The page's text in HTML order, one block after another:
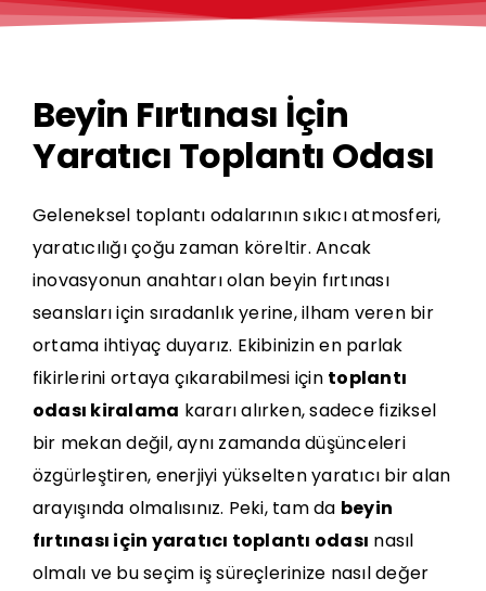
Beyin Fırtınası İçin
Yaratıcı Toplantı Odası
Geleneksel toplantı odalarının sıkıcı atmosferi,
yaratıcılığı çoğu zaman köreltir. Ancak
inovasyonun anahtarı olan beyin fırtınası
seansları için sıradanlık yerine, ilham veren bir
ortama ihtiyaç duyarız. Ekibinizin en parlak
fikirlerini ortaya çıkarabilmesi için toplantı
odası kiralama kararı alırken, sadece fiziksel
bir mekan değil, aynı zamanda düşünceleri
özgürleştiren, enerjiyi yükselten yaratıcı bir alan
arayışında olmalısınız. Peki, tam da beyin
fırtınası için yaratıcı toplantı odası nasıl
olmalı ve bu seçim iş süreçlerinize nasıl değer